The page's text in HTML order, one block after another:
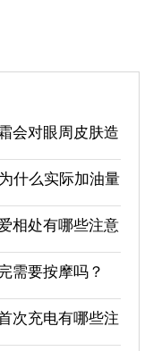
会对眼周皮肤造
什么实际加油量
相处有哪些注意
需要按摩吗？
次充电有哪些注